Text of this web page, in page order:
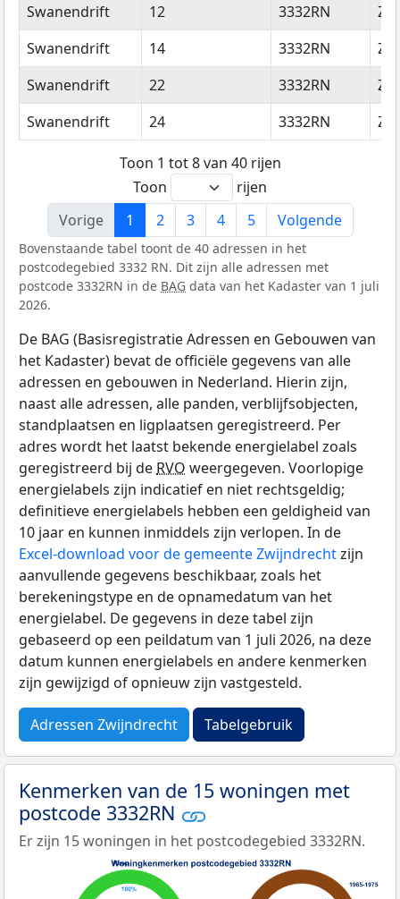
Swanendrift
12 3332RN
Swanendrift
14 3332RN
Swanendrift
22 3332RN
Swanendrift
24 3332RN
Toon 1 tot 8 van 40 rijen
Toon
rijen
Vorige
1 2 3 4 5 Volgende
Bovenstaande tabel toont de 40 adressen in het
postcodegebied 3332 RN. Dit zijn alle adressen met
postcode 3332RN in de BAG data van het Kadaster van 1 juli
2026.
De BAG (Basisregistratie Adressen en Gebouwen van
het Kadaster) bevat de officiële gegevens van alle
adressen en gebouwen in Nederland. Hierin zijn,
naast alle adressen, alle panden, verblijfsobjecten,
standplaatsen en ligplaatsen geregistreerd. Per
adres wordt het laatst bekende energielabel zoals
geregistreerd bij de RVO weergegeven. Voorlopige
energielabels zijn indicatief en niet rechtsgeldig;
definitieve energielabels hebben een geldigheid van
10 jaar en kunnen inmiddels zijn verlopen. In de
Excel-download voor de gemeente Zwijndrechtzijn
aanvullende gegevens beschikbaar, zoals het
berekeningstype en de opnamedatum van het
energielabel. De gegevens in deze tabel zijn
gebaseerd op een peildatum van 1 juli 2026, na deze
datum kunnen energielabels en andere kenmerken
zijn gewijzigd of opnieuw zijn vastgesteld.
Adressen Zwijndrecht Tabelgebruik
Kenmerken van de 15 woningen met
postcode 3332RN
Er zijn 15 woningen in het postcodegebied 3332RN.